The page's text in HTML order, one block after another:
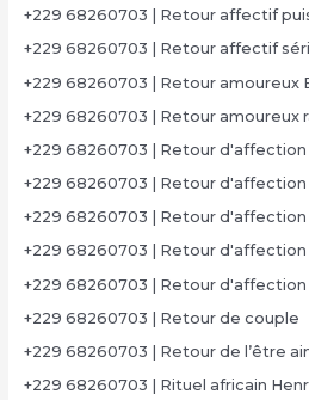
+229 68260703 | Retour affectif
+229 68260703 | Retour affectif
+229 68260703 | Retour amoureux
+229 68260703 | Retour amoureux
+229 68260703 | Retour
+229 68260703 | Retour
+229 68260703 | Retour
+229 68260703 | Retour d'affection
+229 68260703 | Retour d'affection
+229 68260703 | Retour de couple
+229 68260703 | Retour de l’être
+229 68260703 | Rituel africain